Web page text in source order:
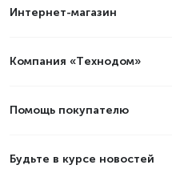
Интернет-магазин
Компания «Технодом»
Помощь покупателю
Будьте в курсе новостей